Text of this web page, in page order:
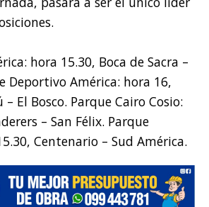
hora 15.30, Boca de Sacra –
Deportivo América: hora 16,
El Bosco. Parque Cairo Cosio:
– San Félix. Parque
Centenario – Sud América.